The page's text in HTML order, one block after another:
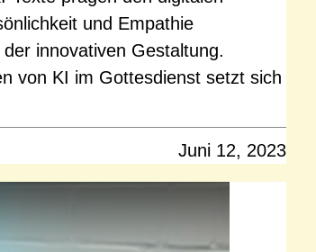
und Empathie
innovativen Gestaltung.
von KI im Gottesdienst setzt sich
Juni 12, 2023